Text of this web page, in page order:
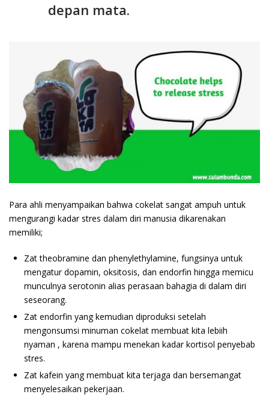
depan mata.
Para ahli menyampaikan bahwa cokelat sangat ampuh untuk
mengurangi kadar stres dalam diri manusia dikarenakan
memiliki;
Zat theobramine dan phenylethylamine, fungsinya untuk
mengatur dopamin, oksitosis, dan endorfin hingga memicu
munculnya serotonin alias perasaan bahagia di dalam diri
seseorang.
Zat endorfin yang kemudian diproduksi setelah
mengonsumsi minuman cokelat membuat kita lebiih
nyaman , karena mampu menekan kadar kortisol penyebab
stres.
Zat kafein yang membuat kita terjaga dan bersemangat
menyelesaikan pekerjaan.